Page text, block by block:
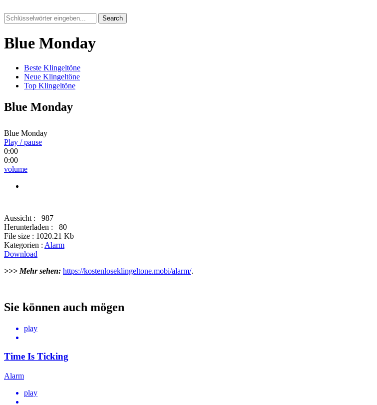
Search
Blue Monday
Beste Klingeltöne
Neue Klingeltöne
Top Klingeltöne
Blue Monday
Blue Monday
Play / pause
0:00
0:00
volume
Aussicht :
987
Herunterladen :
80
File size : 1020.21 Kb
Kategorien : Alarm
Download
>>> Mehr sehen: https://kostenloseklingeltone.mobi/alarm/.
Sie können auch mögen
play
Time Is Ticking
Alarm
play